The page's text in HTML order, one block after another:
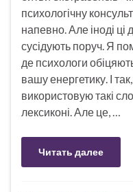
психологічну
напевно. Але іноді
сусідують поруч. Я
де психологи
вашу енергетику. І
використовую такі
лексиконі. Але це, …
Читать далее